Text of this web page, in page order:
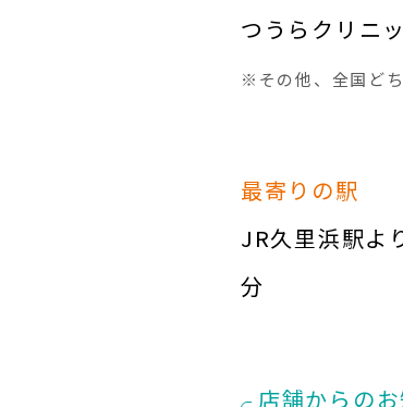
つうらクリニ
※その他、全国ど
最寄りの駅
JR久里浜駅よ
分
店舗からの